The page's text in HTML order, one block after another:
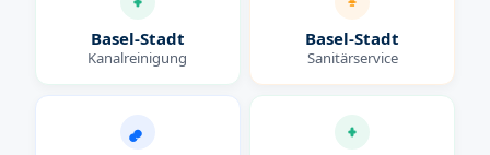
Basel-Stadt
Kanalreinigung
Basel-Stadt
Sanitärservice